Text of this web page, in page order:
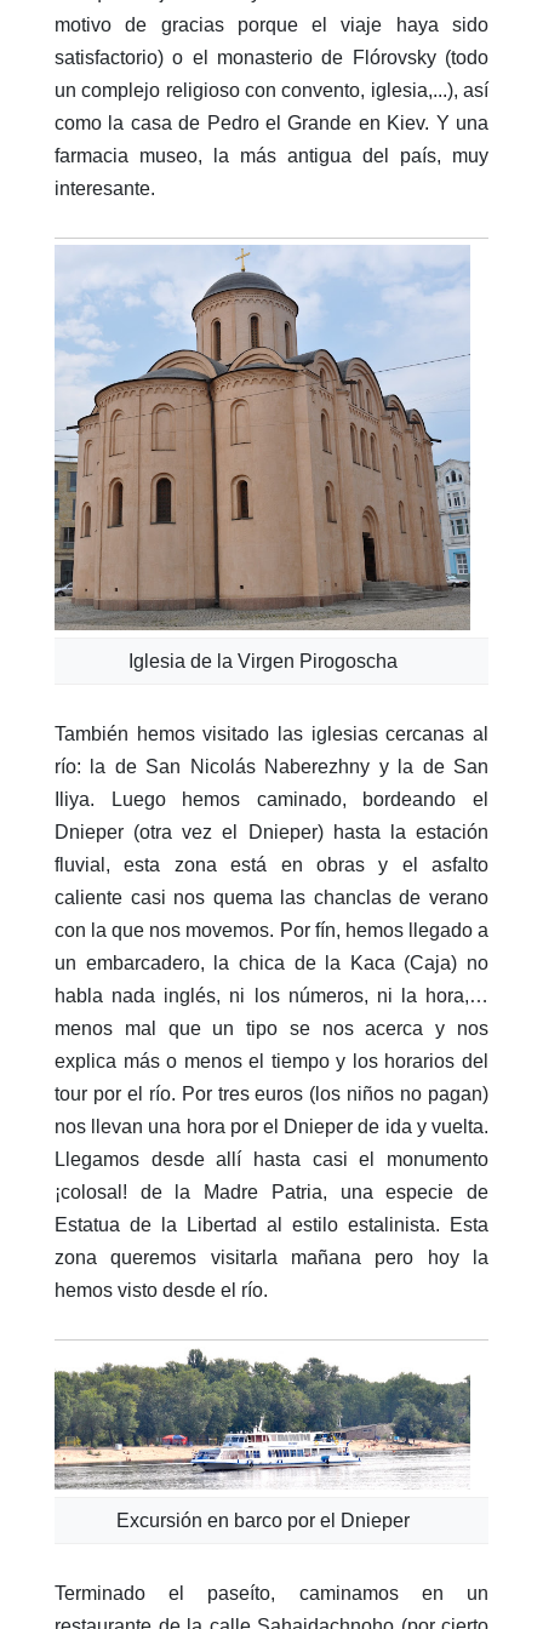
motivo de gracias porque el viaje haya sido
satisfactorio) o el monasterio de Flórovsky (todo
un complejo religioso con convento, iglesia,...), así
como la casa de Pedro el Grande en Kiev. Y una
farmacia museo, la más antigua del país, muy
interesante.
Iglesia de la Virgen Pirogoscha
También hemos visitado las iglesias cercanas al
río: la de San Nicolás Naberezhny y la de San
Iliya. Luego hemos caminado, bordeando el
Dnieper (otra vez el Dnieper) hasta la estación
fluvial, esta zona está en obras y el asfalto
caliente casi nos quema las chanclas de verano
con la que nos movemos. Por fín, hemos llegado a
un embarcadero, la chica de la Kaca (Caja) no
habla nada inglés, ni los números, ni la hora,…
menos mal que un tipo se nos acerca y nos
explica más o menos el tiempo y los horarios del
tour por el río. Por tres euros (los niños no pagan)
nos llevan una hora por el Dnieper de ida y vuelta.
Llegamos desde allí hasta casi el monumento
¡colosal! de la Madre Patria, una especie de
Estatua de la Libertad al estilo estalinista. Esta
zona queremos visitarla mañana pero hoy la
hemos visto desde el río.
Excursión en barco por el Dnieper
Terminado el paseíto, caminamos en un